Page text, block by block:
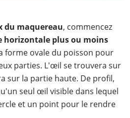
du maquereau, commencez
horizontale plus ou moins
forme ovale du poisson pour
parties. L'œil se trouvera sur
sur la partie haute. De profil,
seul œil visible dans lequel
et un point pour le rendre